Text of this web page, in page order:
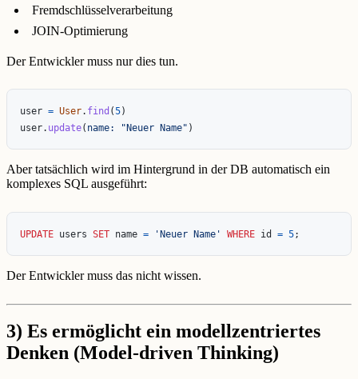
Fremdschlüsselverarbeitung
JOIN-Optimierung
Der Entwickler muss nur dies tun.
user = User. find (5)
user. update( name: "Neuer Name" )
Aber tatsächlich wird im Hintergrund in der DB automatisch ein
komplexes SQL ausgeführt:
UPDATE users SET name = 'Neuer Name' WHERE id = 5;
Der Entwickler muss das nicht wissen.
3) Es ermöglicht ein modellzentriertes
Denken (Model-driven Thinking)